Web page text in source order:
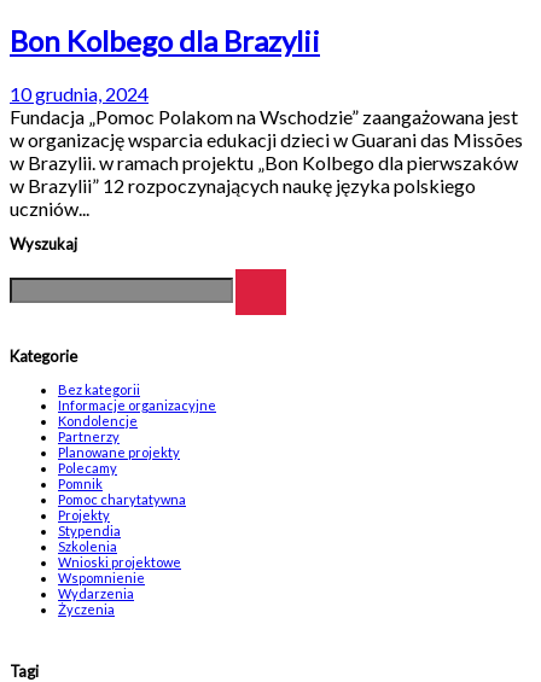
Bon Kolbego dla Brazylii
10 grudnia, 2024
Fundacja „Pomoc Polakom na Wschodzie” zaangażowana jest
w organizację wsparcia edukacji dzieci w Guarani das Missões
w Brazylii. w ramach projektu „Bon Kolbego dla pierwszaków
w Brazylii” 12 rozpoczynających naukę języka polskiego
uczniów...
Wyszukaj
Kategorie
Bez kategorii
Informacje organizacyjne
Kondolencje
Partnerzy
Planowane projekty
Polecamy
Pomnik
Pomoc charytatywna
Projekty
Stypendia
Szkolenia
Wnioski projektowe
Wspomnienie
Wydarzenia
Życzenia
Tagi